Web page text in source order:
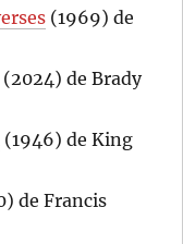
(1969) de
(2024) de Brady
(1946) de King
de Francis